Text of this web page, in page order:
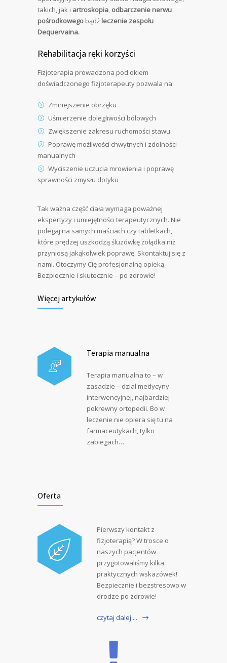
takich, jak i artroskopia, odbarczenie nerwu
pośrodkowego bądź leczenie zespołu
Dequervaina.
Rehabilitacja ręki korzyści
Fizjoterapia prowadzona pod okiem
doświadczonego fizjoterapeuty pozwala na:
Zmniejszenie obrzęku
Uśmierzenie dolegliwości bólowych
Zwiększenie zakresu ruchomości stawu
Poprawę możliwości chwytnych i zdolności
manualnych
Wyciszenie uczucia mrowienia i poprawę
sprawności zmysłu dotyku
Tak ważna część ciała wymaga poważnej
ekspertyzy i umiejętności terapeutycznych. Nie
polegaj na samych maściach czy tabletkach,
które prędzej uszkodzą śluzówkę żołądka niż
przyniosą jakąkolwiek poprawę. Skontaktuj się z
nami. Otoczymy Cię profesjonalną opieką.
Bezpiecznie i skutecznie – po zdrowie!
Więcej artykułów
Terapia manualna
Terapia manualna to – w
zasadzie – dział medycyny
interwencyjnej, najbardziej
pokrewny ortopedii. Bo w
leczenie nie opiera się tu na
farmaceutykach, tylko
zabiegach…
Oferta
Pierwszy kontakt z
fizjoterapią? W trosce o
naszych pacjentów
przygotowaliśmy kilka
praktycznych wskazówek!
Bezpiecznie i bezstresowo w
drodze po zdrowie!
czytaj dalej ...